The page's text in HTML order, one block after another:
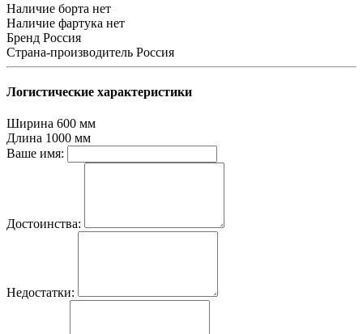
Наличие борта нет
Наличие фартука нет
Бренд Россия
Страна-производитель Россия
Логистические характеристики
Ширина 600 мм
Длина 1000 мм
Ваше имя:
Достоинства:
Недостатки: